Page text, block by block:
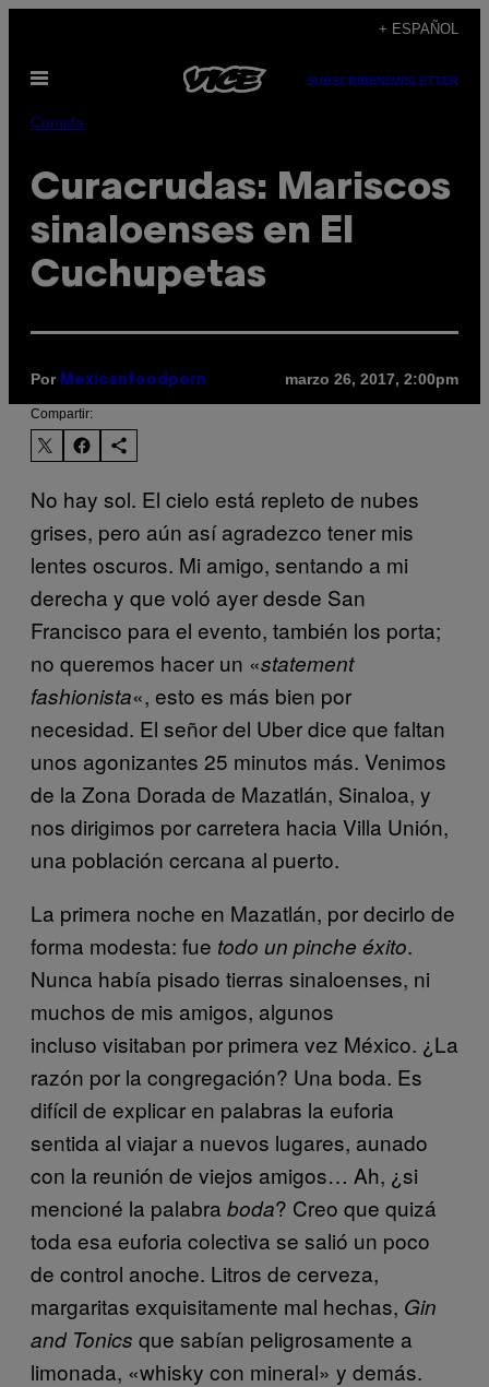
contenido
+ ESPAÑOL
Abrir
SUBSCRIBENEWSLETTER
Comida
Curacrudas: Mariscos
sinaloenses en El
Cuchupetas
Por Mexicanfoodporn marzo 26, 2017, 2:00pm
Compartir:
No hay sol. El cielo está repleto de nubes
grises, pero aún así agradezco tener mis
lentes oscuros. Mi amigo, sentando a mi
derecha y que voló ayer desde San
Francisco para el evento, también los porta;
no queremos hacer un «statement
fashionista«, esto es más bien por
necesidad. El señor del Uber dice que faltan
unos agonizantes 25 minutos más. Venimos
de la Zona Dorada de Mazatlán, Sinaloa, y
nos dirigimos por carretera hacia Villa Unión,
una población cercana al puerto.
La primera noche en Mazatlán, por decirlo de
forma modesta: fue todo un pinche éxito.
Nunca había pisado tierras sinaloenses, ni
muchos de mis amigos, algunos
incluso visitaban por primera vez México. ¿La
razón por la congregación? Una boda. Es
difícil de explicar en palabras la euforia
sentida al viajar a nuevos lugares, aunado
con la reunión de viejos amigos… Ah, ¿si
mencioné la palabra boda? Creo que quizá
toda esa euforia colectiva se salió un poco
de control anoche. Litros de cerveza,
margaritas exquisitamente mal hechas, Gin
and Tonics que sabían peligrosamente a
limonada, «whisky con mineral» y demás.